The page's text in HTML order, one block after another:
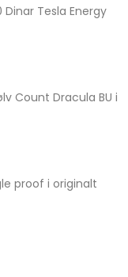
Dinar Tesla Energy
Count Dracula BU i
proof i originalt